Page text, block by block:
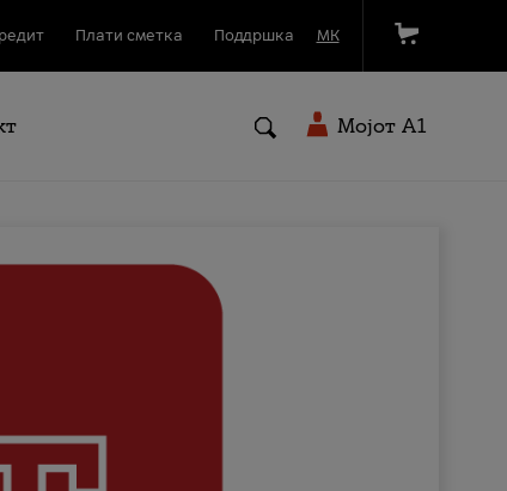
Плати сметка Поддршка МК
Мојот A1